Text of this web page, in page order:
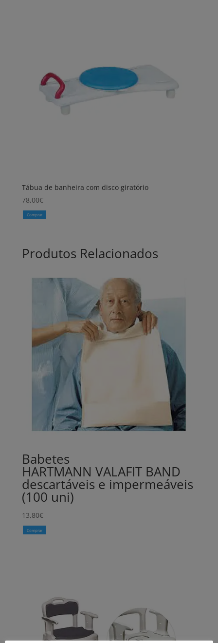
Tábua de banheira com disco giratório
78,00€
Comprar
Produtos Relacionados
Babetes
HARTMANN VALAFIT BAND
descartáveis e impermeáveis
(100 uni)
13,80€
Comprar